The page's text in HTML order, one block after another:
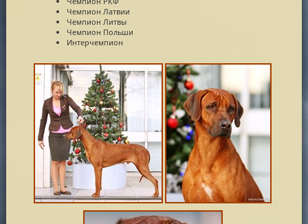
Чемпион Латвии
Чемпион Литвы
Чемпион Польши
Интерчемпион